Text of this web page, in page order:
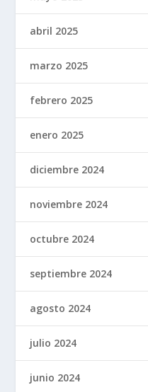
abril 2025
marzo 2025
febrero 2025
enero 2025
diciembre 2024
noviembre 2024
octubre 2024
septiembre 2024
agosto 2024
julio 2024
junio 2024